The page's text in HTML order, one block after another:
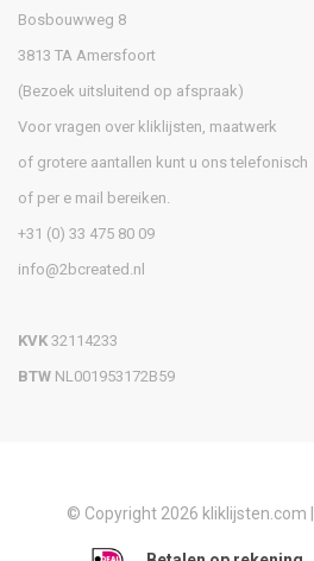
Bosbouwweg 8
3813 TA Amersfoort
(Bezoek uitsluitend op afspraak)
Voor vragen over kliklijsten, maatwerk
of grotere aantallen kunt u ons telefonisch
of per e mail bereiken.
+31 (0) 33 475 80 09
info@2bcreated.nl
KVK 32114233
BTW NL001953172B59
© Copyright 2026 kliklijsten.com |